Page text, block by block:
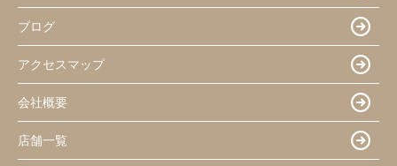
ブログ
アクセスマップ
会社概要
店舗一覧